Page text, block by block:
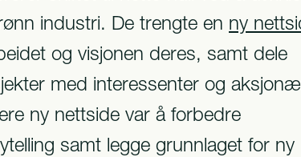
industri. De trengte en ny
og visjonen deres, samt dele
med interessenter og
ny nettside var å forbedre
samt legge grunnlaget for ny